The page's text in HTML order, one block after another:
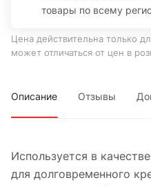
товары по всему
Цена действительна только
может отличаться от цен в
Описание Отзывы
Используется в
для долговременного